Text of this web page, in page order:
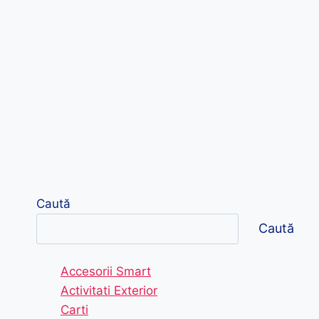
Caută
Caută
Accesorii Smart
Activitati Exterior
Carti